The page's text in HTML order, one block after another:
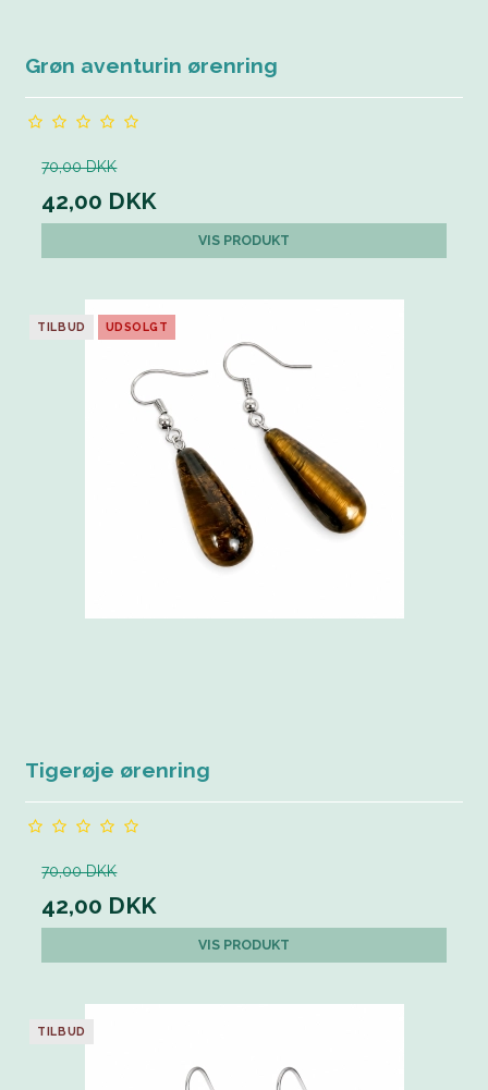
Grøn aventurin ørenring
70,00 DKK
42,00 DKK
VIS PRODUKT
TILBUD UDSOLGT
Tigerøje ørenring
70,00 DKK
42,00 DKK
VIS PRODUKT
TILBUD